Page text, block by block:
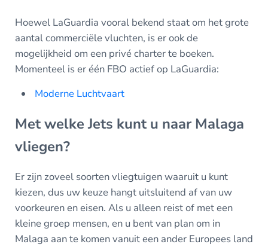
Hoewel LaGuardia vooral bekend staat om het grote
aantal commerciële vluchten, is er ook de
mogelijkheid om een privé charter te boeken.
Momenteel is er één FBO actief op LaGuardia:
Moderne Luchtvaart
Met welke Jets kunt u naar Malaga
vliegen?
Er zijn zoveel soorten vliegtuigen waaruit u kunt
kiezen, dus uw keuze hangt uitsluitend af van uw
voorkeuren en eisen. Als u alleen reist of met een
kleine groep mensen, en u bent van plan om in
Malaga aan te komen vanuit een ander Europees land